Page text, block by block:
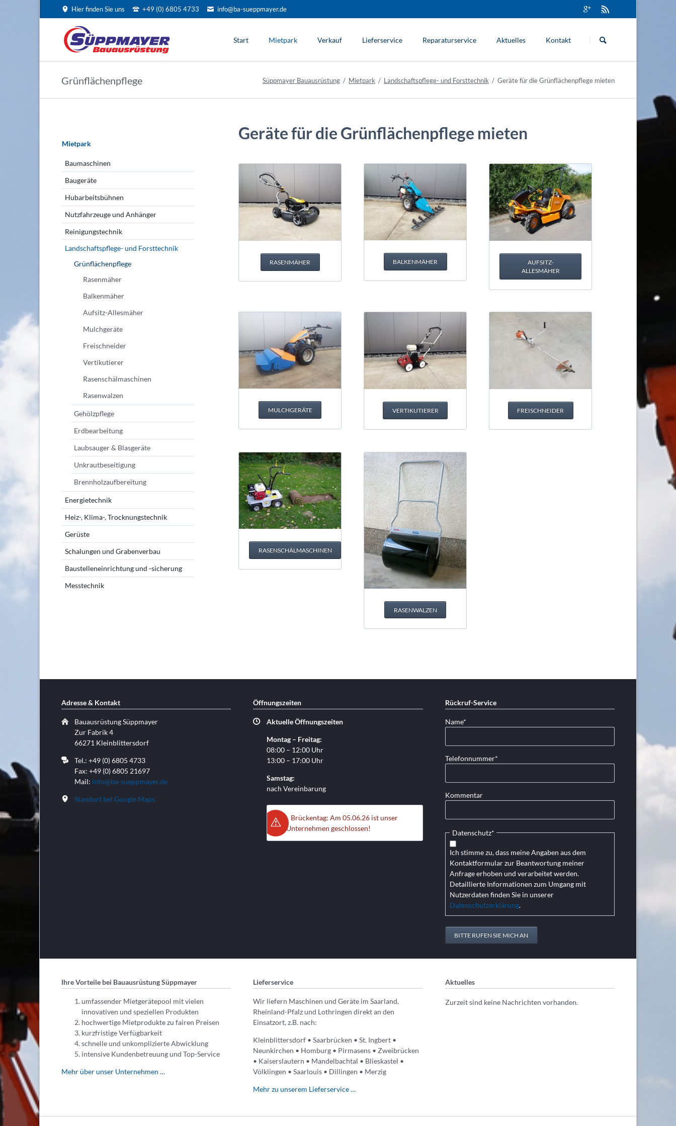
Hier finden Sie uns +49 (0) 6805 4733 info@ba-sueppmayer.de
überspringen
Start Mietpark
Grünflächenpflege
Rasenmäher
Balkenmäher
Aufsitz-Allesmäher
Mulchgeräte
Freischneider
Vertikutierer
Rasenschälmaschinen
Erdbearbeitung
Laubsauger & Blasgeräte
Unkrautbeseitigung
Brennholzaufbereitung
Verkauf Lieferservice Reparaturservice Aktuelles Kontakt
Grünflächenpflege Süppmayer Bauausrüstung Mietpark Landschaftspflege- und Forsttechnik Geräte für die Grünflächenpflege mieten
Geräte für die Grünflächenpflege mieten
RASENMÄHER BALKENMÄHER
AUFSITZ-
ALLESMÄHER
MULCHGERÄTE VERTIKUTIERER FREISCHNEIDER
RASENSCHÄLMASCHINEN
RASENWALZEN
überspringen
Mietpark
Baumaschinen
Baugeräte
Hubarbeitsbühnen
Nutzfahrzeuge und Anhänger
Reinigungstechnik
Landschaftspflege- und Forsttechnik
Grünflächenpflege
Rasenmäher
Balkenmäher
Aufsitz-Allesmäher
Mulchgeräte
Freischneider
Vertikutierer
Rasenschälmaschinen
Rasenwalzen
Gehölzpflege
Erdbearbeitung
Laubsauger & Blasgeräte
Unkrautbeseitigung
Brennholzaufbereitung
Energietechnik
Heiz-, Klima-, Trocknungstechnik
Gerüste
Schalungen und Grabenverbau
Baustelleneinrichtung und -sicherung
Messtechnik
Adresse & Kontakt
Bauausrüstung Süppmayer
Zur Fabrik 4
66271 Kleinblittersdorf
Tel.: +49 (0) 6805 4733
Fax: +49 (0) 6805 21697
Mail: info@ba-sueppmayer.de
Standort bei Google Maps
Öffnungszeiten
Aktuelle Öffnungszeiten
Montag – Freitag:
08:00 – 12:00 Uhr
13:00 – 17:00 Uhr
Samstag:
nach Vereinbarung
Brückentag: Am 05.06.26 ist unser
Unternehmen geschlossen!
Rückruf-Service
Pflichtfeld
Name*
Pflichtfeld
Telefonnummer*
Kommentar
Pflichtfeld
Datenschutz*
Ich stimme zu, dass meine Angaben aus dem
Kontaktformular zur Beantwortung meiner
Anfrage erhoben und verarbeitet werden.
Detaillierte Informationen zum Umgang mit
Nutzerdaten finden Sie in unserer
Datenschutzerklärung.
BITTE RUFEN SIE MICH AN
Ihre Vorteile bei Bauausrüstung Süppmayer
umfassender Mietgerätepool mit vielen
innovativen und speziellen Produkten
hochwertige Mietprodukte zu fairen Preisen
kurzfristige Verfügbarkeit
schnelle und unkomplizierte Abwicklung
intensive Kundenbetreuung und Top-Service
Mehr über unser Unternehmen …
Lieferservice
Wir liefern Maschinen und Geräte im Saarland,
Rheinland-Pfalz und Lothringen direkt an den
Einsatzort, z.B. nach:
Kleinblittersdorf • Saarbrücken • St. Ingbert •
Neunkirchen • Homburg • Pirmasens • Zweibrücken
• Kaiserslautern • Mandelbachtal • Blieskastel •
Völklingen • Saarlouis • Dillingen • Merzig
Mehr zu unserem Lieferservice …
Aktuelles
Zurzeit sind keine Nachrichten vorhanden.